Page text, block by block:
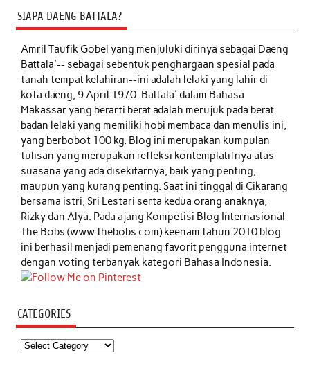
SIAPA DAENG BATTALA?
Amril Taufik Gobelyang menjuluki dirinya sebagai Daeng
Battala'-- sebagai sebentuk penghargaan spesial pada
tanah tempat kelahiran--ini adalah lelaki yang lahir di
kota daeng, 9 April 1970. Battala' dalam Bahasa
Makassar yang berarti berat adalah merujuk pada berat
badan lelaki yang memiliki hobi membaca dan menulis ini,
yang berbobot 100 kg. Blog ini merupakan kumpulan
tulisan yang merupakan refleksi kontemplatifnya atas
suasana yang ada disekitarnya, baik yang penting,
maupun yang kurang penting. Saat ini tinggal di Cikarang
bersama istri, Sri Lestari serta kedua orang anaknya,
Rizky dan Alya. Pada ajang Kompetisi Blog Internasional
The Bobs (www.thebobs.com) keenam tahun 2010 blog
ini berhasil menjadi pemenang favorit pengguna internet
dengan voting terbanyak kategori Bahasa Indonesia.
CATEGORIES
Categories